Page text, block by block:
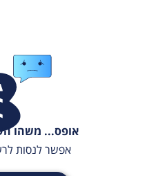
אופס... משהו
אפשר לנסות